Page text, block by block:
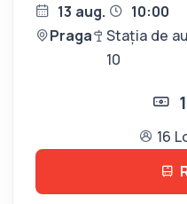
13 aug.
10:00
Praga
Stația de
10
16